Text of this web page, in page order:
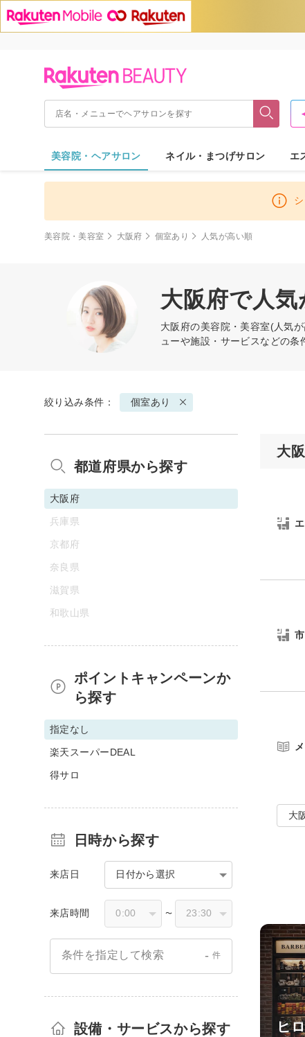
美容院・ヘアサロン ネイル・まつげサロン エ
美容院・美容室 大阪府 個室あり 人気が高い順
大阪府で人
大阪府の美容院・美容室(人気
ューや施設・サービスなどの
絞り込み条件： 個室あり
大
大
ヒ
都道府県から探す
大阪府
兵庫県
京都府
奈良県
滋賀県
和歌山県
ポイントキャンペーンか
ら探す
指定なし
楽天スーパーDEAL
得サロ
日時から探す
来店日 日付から選択
来店時間 〜
条件を指定して検索 - 件
設備・サービスから探す